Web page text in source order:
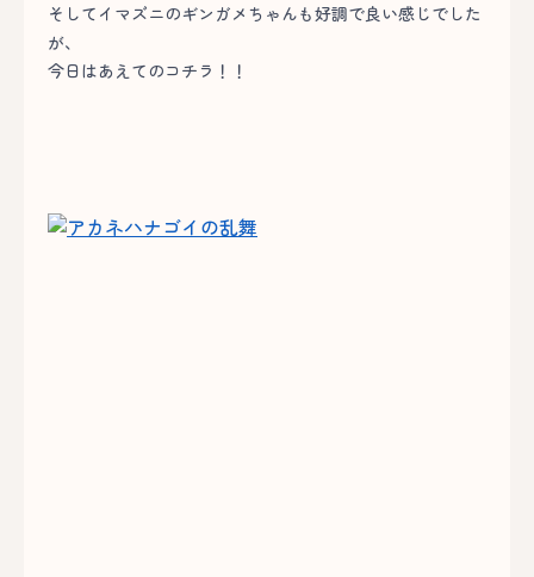
そしてイマズニのギンガメちゃんも好調で良い感じでした
が、
今日はあえてのコチラ！！